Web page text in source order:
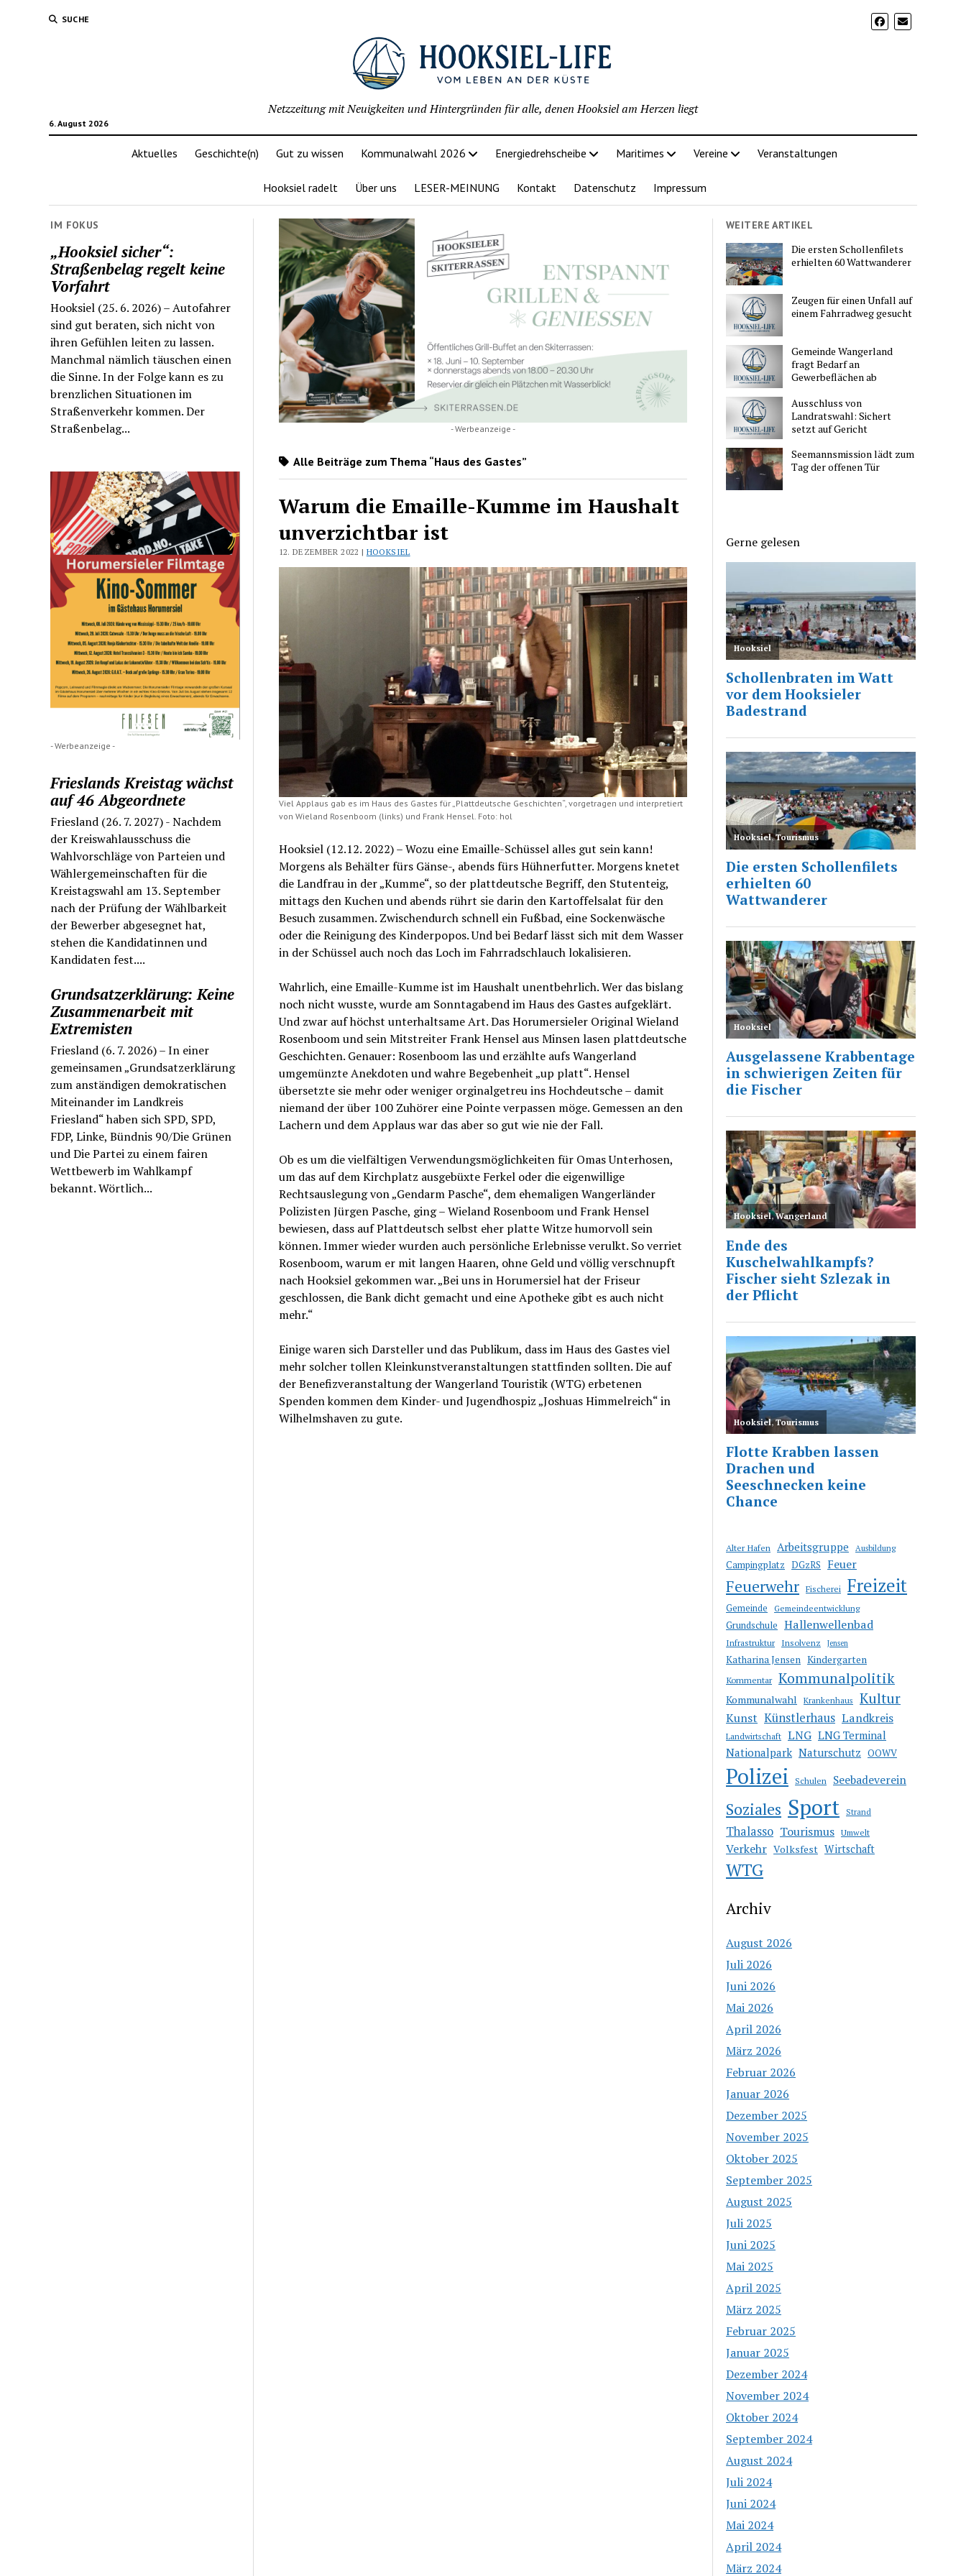
SUCHE
6. August 2026
Netzzeitung mit Neuigkeiten und Hintergründen für alle, denen Hooksiel am Herzen liegt
Aktuelles Geschichte(n) Gut zu wissen Kommunalwahl 2026 Energiedrehscheibe Maritimes Vereine Veranstaltungen
Hooksiel radelt Über uns LESER-MEINUNG Kontakt Datenschutz Impressum
IM FOKUS
„Hooksiel sicher“:
Straßenbelag regelt keine
Vorfahrt
Hooksiel (25. 6. 2026) – Autofahrer
sind gut beraten, sich nicht von
ihren Gefühlen leiten zu lassen.
Manchmal nämlich täuschen einen
die Sinne. In der Folge kann es zu
brenzlichen Situationen im
Straßenverkehr kommen. Der
Straßenbelag...
- Werbeanzeige -
Frieslands Kreistag wächst
auf 46 Abgeordnete
Friesland (26. 7. 2027) - Nachdem
der Kreiswahlausschuss die
Wahlvorschläge von Parteien und
Wählergemeinschaften für die
Kreistagswahl am 13. September
nach der Prüfung der Wählbarkeit
der Bewerber abgesegnet hat,
stehen die Kandidatinnen und
Kandidaten fest....
Grundsatzerklärung: Keine
Zusammenarbeit mit
Extremisten
Friesland (6. 7. 2026) – In einer
gemeinsamen „Grundsatzerklärung
zum anständigen demokratischen
Miteinander im Landkreis
Friesland“ haben sich SPD, SPD,
FDP, Linke, Bündnis 90/Die Grünen
und Die Partei zu einem fairen
Wettbewerb im Wahlkampf
bekannt. Wörtlich...
- Werbeanzeige -
Alle Beiträge zum Thema “Haus des Gastes”
Warum die Emaille-Kumme im Haushalt
unverzichtbar ist
12. DEZEMBER 2022 | HOOKSIEL
Viel Applaus gab es im Haus des Gastes für „Plattdeutsche Geschichten“, vorgetragen und interpretiert
von Wieland Rosenboom (links) und Frank Hensel. Foto: hol
Hooksiel (12.12. 2022) – Wozu eine Emaille-Schüssel alles gut sein kann!
Morgens als Behälter fürs Gänse-, abends fürs Hühnerfutter. Morgens knetet
die Landfrau in der „Kumme“, so der plattdeutsche Begriff, den Stutenteig,
mittags den Kuchen und abends rührt sie darin den Kartoffelsalat für den
Besuch zusammen. Zwischendurch schnell ein Fußbad, eine Sockenwäsche
oder die Reinigung des Kinderpopos. Und bei Bedarf lässt sich mit dem Wasser
in der Schüssel auch noch das Loch im Fahrradschlauch lokalisieren.
Wahrlich, eine Emaille-Kumme ist im Haushalt unentbehrlich. Wer das bislang
noch nicht wusste, wurde am Sonntagabend im Haus des Gastes aufgeklärt.
Und zwar auf höchst unterhaltsame Art. Das Horumersieler Original Wieland
Rosenboom und sein Mitstreiter Frank Hensel aus Minsen lasen plattdeutsche
Geschichten. Genauer: Rosenboom las und erzählte aufs Wangerland
umgemünzte Anekdoten und wahre Begebenheit „up platt“. Hensel
übersetzte sie mehr oder weniger orginalgetreu ins Hochdeutsche – damit
niemand der über 100 Zuhörer eine Pointe verpassen möge. Gemessen an den
Lachern und dem Applaus war das aber so gut wie nie der Fall.
Ob es um die vielfältigen Verwendungsmöglichkeiten für Omas Unterhosen,
um das auf dem Kirchplatz ausgebüxte Ferkel oder die eigenwillige
Rechtsauslegung von „Gendarm Pasche“, dem ehemaligen Wangerländer
Polizisten Jürgen Pasche, ging – Wieland Rosenboom und Frank Hensel
bewiesen, dass auf Plattdeutsch selbst eher platte Witze humorvoll sein
können. Immer wieder wurden auch persönliche Erlebnisse verulkt. So verriet
Rosenboom, warum er mit langen Haaren, ohne Geld und völlig verschnupft
nach Hooksiel gekommen war. „Bei uns in Horumersiel hat der Friseur
geschlossen, die Bank dicht gemacht und eine Apotheke gibt es auch nicht
mehr.“
Einige waren sich Darsteller und das Publikum, dass im Haus des Gastes viel
mehr solcher tollen Kleinkunstveranstaltungen stattfinden sollten. Die auf
der Benefizveranstaltung der Wangerland Touristik (WTG) erbetenen
Spenden kommen dem Kinder- und Jugendhospiz „Joshuas Himmelreich“ in
Wilhelmshaven zu gute.
WEITERE ARTIKEL
Die ersten Schollenfilets
erhielten 60 Wattwanderer
Zeugen für einen Unfall auf
einem Fahrradweg gesucht
Gemeinde Wangerland
fragt Bedarf an
Gewerbeflächen ab
Ausschluss von
Landratswahl: Sichert
setzt auf Gericht
Seemannsmission lädt zum
Tag der offenen Tür
Gerne gelesen
Alter Hafen Arbeitsgruppe Ausbildung
Campingplatz DGzRS Feuer
Feuerwehr Fischerei Freizeit
Gemeinde Gemeindeentwicklung
Grundschule Hallenwellenbad
Infrastruktur Insolvenz Jensen
Katharina Jensen Kindergarten
Kommentar Kommunalpolitik
Kommunalwahl Krankenhaus Kultur
Kunst Künstlerhaus Landkreis
Landwirtschaft LNG LNG Terminal
Nationalpark Naturschutz OOWV
Polizei Schulen Seebadeverein
Soziales Sport Strand
Thalasso Tourismus Umwelt
Verkehr Volksfest Wirtschaft
WTG
Archiv
August 2026
Juli 2026
Juni 2026
Mai 2026
April 2026
März 2026
Februar 2026
Januar 2026
Dezember 2025
November 2025
Oktober 2025
September 2025
August 2025
Juli 2025
Juni 2025
Mai 2025
April 2025
März 2025
Februar 2025
Januar 2025
Dezember 2024
November 2024
Oktober 2024
September 2024
August 2024
Juli 2024
Juni 2024
Mai 2024
April 2024
März 2024